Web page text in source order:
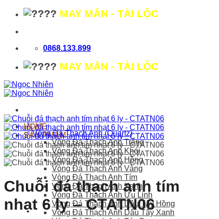
MAY MẮN - TÀI LỘC
0868.133.899
MAY MẮN - TÀI LỘC
HOME
SẢN PHẨM
Vòng Đá Thạch Anh (Quartz)
Vòng Đá Thạch Anh Trắng
Vòng Đá Thạch Anh Khói
Vòng Đá Thạch Anh Hồng
Vòng Đá Thạch Anh Vàng
Vòng Đá Thạch Anh Tím
Vòng Đá Thạch Anh Xanh
Vòng Đá Thạch Anh Ưu Linh
Vòng Đá Thạch Anh Dâu Tây Hồng
Vòng Đá Thạch Anh Dâu Tây Xanh
Chuỗi đá thạch anh tím
nhạt 6 ly – CTATN06